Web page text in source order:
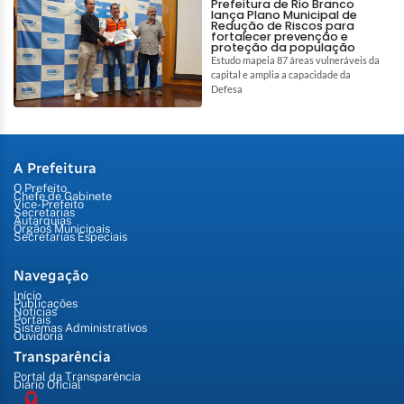
Prefeitura de Rio Branco
lança Plano Municipal de
Redução de Riscos para
fortalecer prevenção e
proteção da população
Estudo mapeia 87 áreas vulneráveis da
capital e amplia a capacidade da
Defesa
A Prefeitura
O Prefeito
Chefe de Gabinete
Vice-Prefeito
Secretarias
Autarquias
Órgãos Municipais
Secretarias Especiais
Navegação
Início
Publicações
Notícias
Portais
Sistemas Administrativos
Ouvidoria
Transparência
Portal da Transparência
Diário Oficial